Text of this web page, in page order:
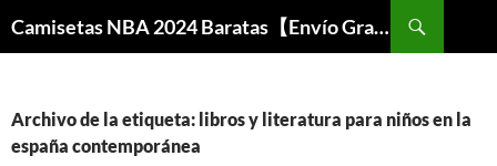
Camisetas NBA 2024 Baratas【Envío Gratis】
Archivo de la etiqueta: libros y literatura para niños en la
españa contemporánea